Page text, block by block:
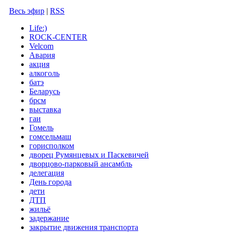
Весь эфир | RSS
Life:)
ROCK-CENTER
Velcom
Авария
акция
алкоголь
батэ
Беларусь
брсм
выставка
гаи
Гомель
гомсельмаш
горисполком
дворец Румянцевых и Паскевичей
дворцово-парковый ансамбль
делегация
День города
дети
ДТП
жильё
задержание
закрытие движения транспорта